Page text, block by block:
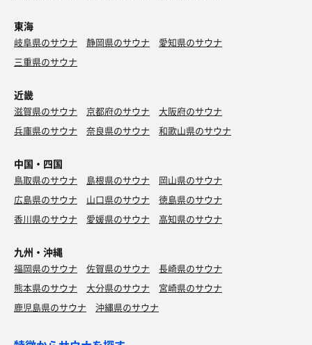
東海
岐阜県のサウナ 静岡県のサウナ
愛知県のサウナ
三重県のサウナ
近畿
滋賀県のサウナ 京都府のサウナ
大阪府のサウナ
兵庫県のサウナ
奈良県のサウナ 和歌山県のサウナ
中国・四国
鳥取県のサウナ 島根県のサウナ
岡山県のサウナ
広島県のサウナ
山口県のサウナ
徳島県のサウナ
香川県のサウナ
愛媛県のサウナ 高知県のサウナ
九州・沖縄
福岡県のサウナ 佐賀県のサウナ
長崎県のサウナ
熊本県のサウナ
大分県のサウナ
宮崎県のサウナ
鹿児島県のサウナ
沖縄県のサウナ